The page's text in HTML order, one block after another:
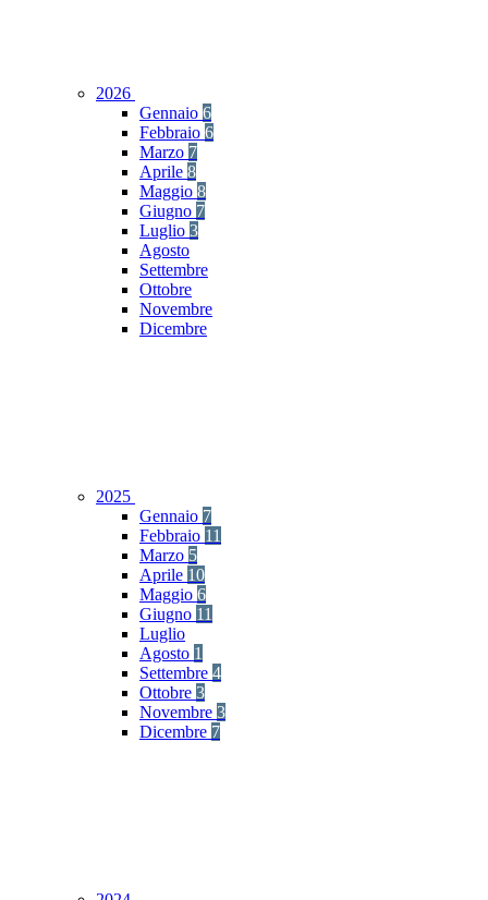
2026
Gennaio 6
Febbraio 6
Marzo 7
Aprile 8
Maggio 8
Giugno 7
Luglio 3
Agosto
Settembre
Ottobre
Novembre
Dicembre
2025
Gennaio 7
Febbraio 11
Marzo 5
Aprile 10
Maggio 6
Giugno 11
Luglio
Agosto 1
Settembre 4
Ottobre 3
Novembre 3
Dicembre 7